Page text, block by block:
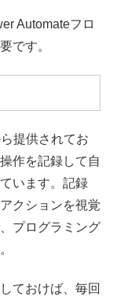
Automateフロ
です。
提供されてお
作を記録して自
います。記録
クションを視覚
プログラミング
ておけば、毎回